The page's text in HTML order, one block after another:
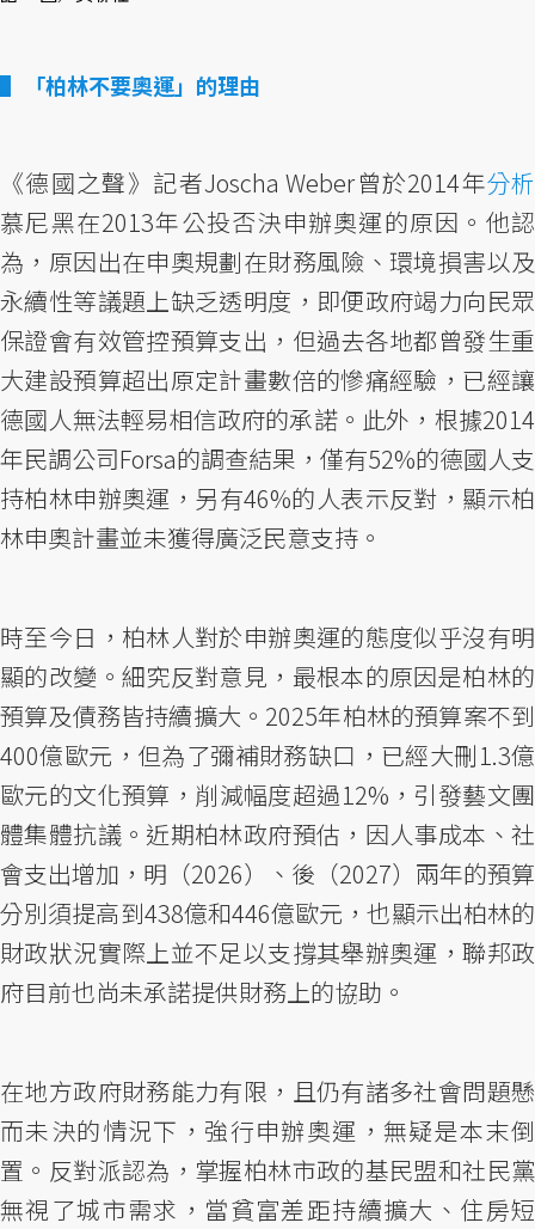
「柏林不要奧運」的理由
《德國之聲》記者Joscha Weber曾於2014年分析
慕尼黑在2013年公投否決申辦奧運的原因。他認
為，原因出在申奧規劃在財務風險、環境損害以及
永續性等議題上缺乏透明度，即便政府竭力向民眾
保證會有效管控預算支出，但過去各地都曾發生重
大建設預算超出原定計畫數倍的慘痛經驗，已經讓
德國人無法輕易相信政府的承諾。此外，根據2014
年民調公司Forsa的調查結果，僅有52%的德國人支
持柏林申辦奧運，另有46%的人表示反對，顯示柏
林申奧計畫並未獲得廣泛民意支持。
時至今日，柏林人對於申辦奧運的態度似乎沒有明
顯的改變。細究反對意見，最根本的原因是柏林的
預算及債務皆持續擴大。2025年柏林的預算案不到
400億歐元，但為了彌補財務缺口，已經大刪1.3億
歐元的文化預算，削減幅度超過12%，引發藝文團
體集體抗議。近期柏林政府預估，因人事成本、社
會支出增加，明（2026）、後（2027）兩年的預算
分別須提高到438億和446億歐元，也顯示出柏林的
財政狀況實際上並不足以支撐其舉辦奧運，聯邦政
府目前也尚未承諾提供財務上的協助。
在地方政府財務能力有限，且仍有諸多社會問題懸
而未決的情況下，強行申辦奧運，無疑是本末倒
置。反對派認為，掌握柏林市政的基民盟和社民黨
無視了城市需求，當貧富差距持續擴大、住房短